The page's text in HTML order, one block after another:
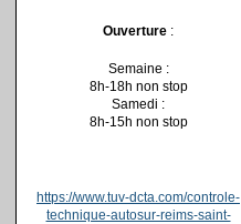
Ouverture :
Semaine :
8h-18h non stop
Samedi :
8h-15h non stop
https://www.tuv-dcta.com/controle-
technique-autosur-reims-saint-